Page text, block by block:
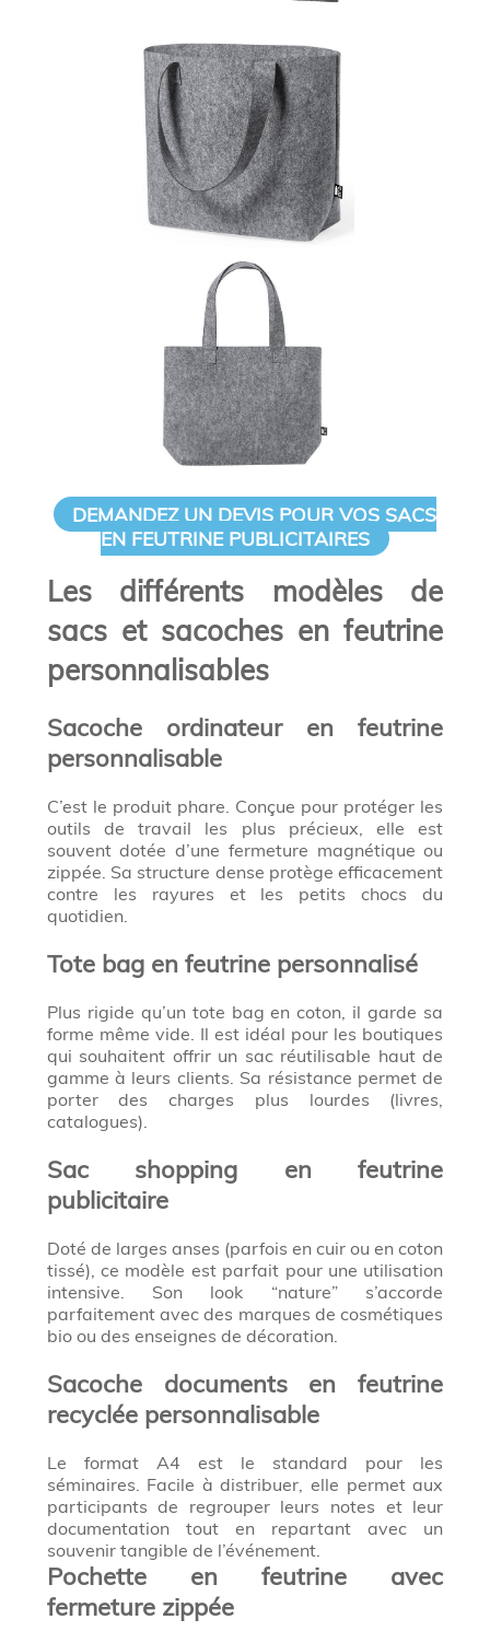
DEMANDEZ UN DEVIS POUR VOS SACS
EN FEUTRINE PUBLICITAIRES
Les différents modèles de
sacs et sacoches en feutrine
personnalisables
Sacoche ordinateur en feutrine
personnalisable
C’est le produit phare. Conçue pour protéger les
outils de travail les plus précieux, elle est
souvent dotée d’une fermeture magnétique ou
zippée. Sa structure dense protège efficacement
contre les rayures et les petits chocs du
quotidien.
Tote bag en feutrine personnalisé
Plus rigide qu’un tote bag en coton, il garde sa
forme même vide. Il est idéal pour les boutiques
qui souhaitent offrir un sac réutilisable haut de
gamme à leurs clients. Sa résistance permet de
porter des charges plus lourdes (livres,
catalogues).
Sac shopping en feutrine
publicitaire
Doté de larges anses (parfois en cuir ou en coton
tissé), ce modèle est parfait pour une utilisation
intensive. Son look “nature” s’accorde
parfaitement avec des marques de cosmétiques
bio ou des enseignes de décoration.
Sacoche documents en feutrine
recyclée personnalisable
Le format A4 est le standard pour les
séminaires. Facile à distribuer, elle permet aux
participants de regrouper leurs notes et leur
documentation tout en repartant avec un
souvenir tangible de l’événement.
Pochette en feutrine avec
fermeture zippée